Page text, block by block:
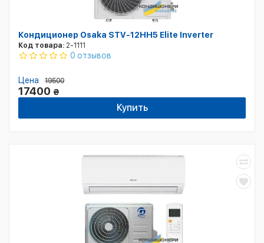
Кондиционер Osaka STV-12HH5 Elite Inverter
Код товара: 2-1111
0 отзывов
Цена 19500
17400 ₴
Купить